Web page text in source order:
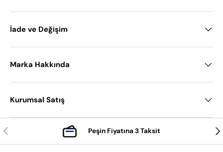
İade ve Değişim
Marka Hakkında
Kurumsal Satış
Önceki Peşin Fiyatına 3 Taksit